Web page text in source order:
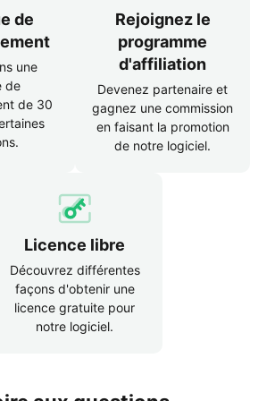
de
une
de
de 30
Rejoignez le
programme
d'affiliation
Devenez partenaire et
gagnez une commission
en faisant la promotion
de notre logiciel.
Licence libre
Découvrez différentes
façons d'obtenir une
licence gratuite pour
notre logiciel.